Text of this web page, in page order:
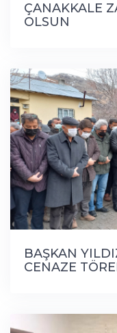
ÇANAKKALE
OLSUN
BAŞKAN
CENAZE